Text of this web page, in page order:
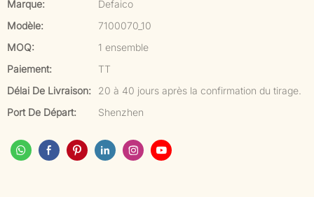
Marque:
Defaico
Modèle:
7100070_10
MOQ:
1 ensemble
Paiement:
TT
Délai De Livraison:
20 à 40 jours après la confirmation du tirage.
Port De Départ:
Shenzhen